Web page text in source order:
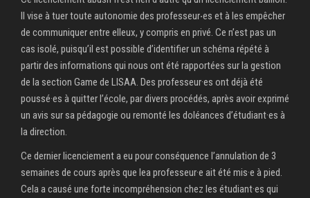
Il vise à tuer toute autonomie des professeur‧es et à les empêcher
de communiquer entre elleux, y compris en privé. Ce n’est pas un
cas isolé, puisqu’il est possible d’identifier un schéma répété à
partir des informations qui nous ont été rapportées sur la gestion
de la section Game de LISAA. Des professeur·es ont déjà été
poussé·es à quitter l’école, par divers procédés, après avoir exprimé
un avis sur sa pédagogie ou remonté les doléances d’étudiant·es à
la direction.
Ce dernier licenciement a eu pour conséquence l’annulation de 3
semaines de cours après que lea professeur·e ait été mis·e à pied.
Cela a causé une forte incompréhension chez les étudiant·es qui